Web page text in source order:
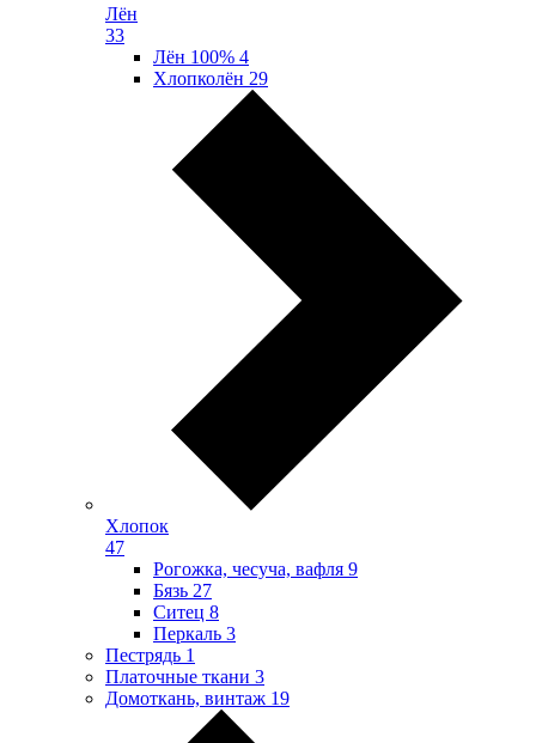
Лён
33
Лён 100% 4
Хлопколён 29
Хлопок
47
Рогожка, чесуча, вафля 9
Бязь 27
Ситец 8
Перкаль 3
Пестрядь 1
Платочные ткани 3
Домоткань, винтаж 19